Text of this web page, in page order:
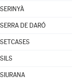
SERINYÀ
SERRA DE DARÓ
SETCASES
SILS
SIURANA